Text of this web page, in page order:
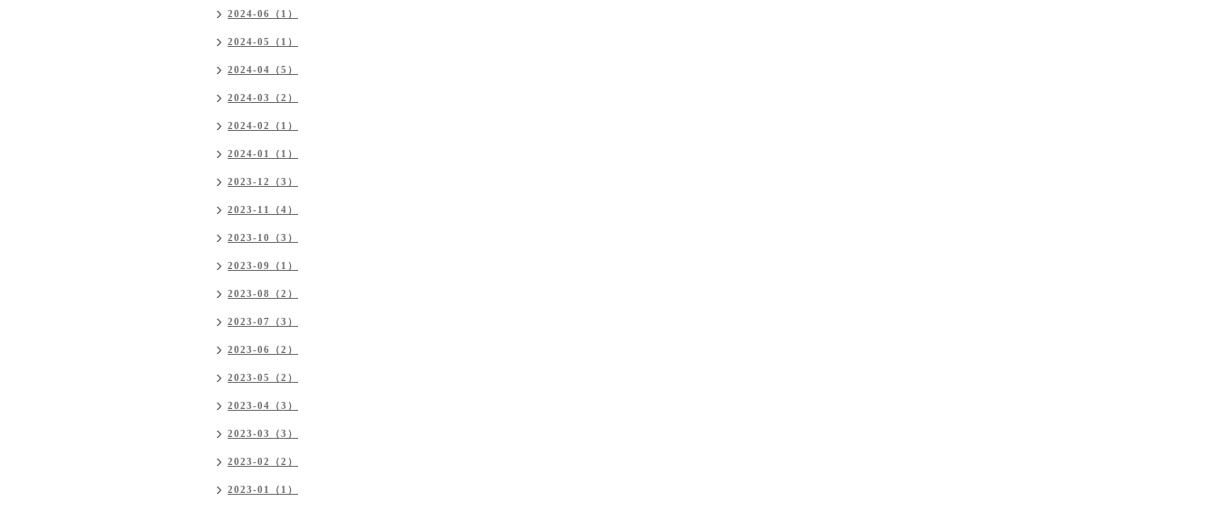
2024-06（1）
2024-05（1）
2024-04（5）
2024-03（2）
2024-02（1）
2024-01（1）
2023-12（3）
2023-11（4）
2023-10（3）
2023-09（1）
2023-08（2）
2023-07（3）
2023-06（2）
2023-05（2）
2023-04（3）
2023-03（3）
2023-02（2）
2023-01（1）